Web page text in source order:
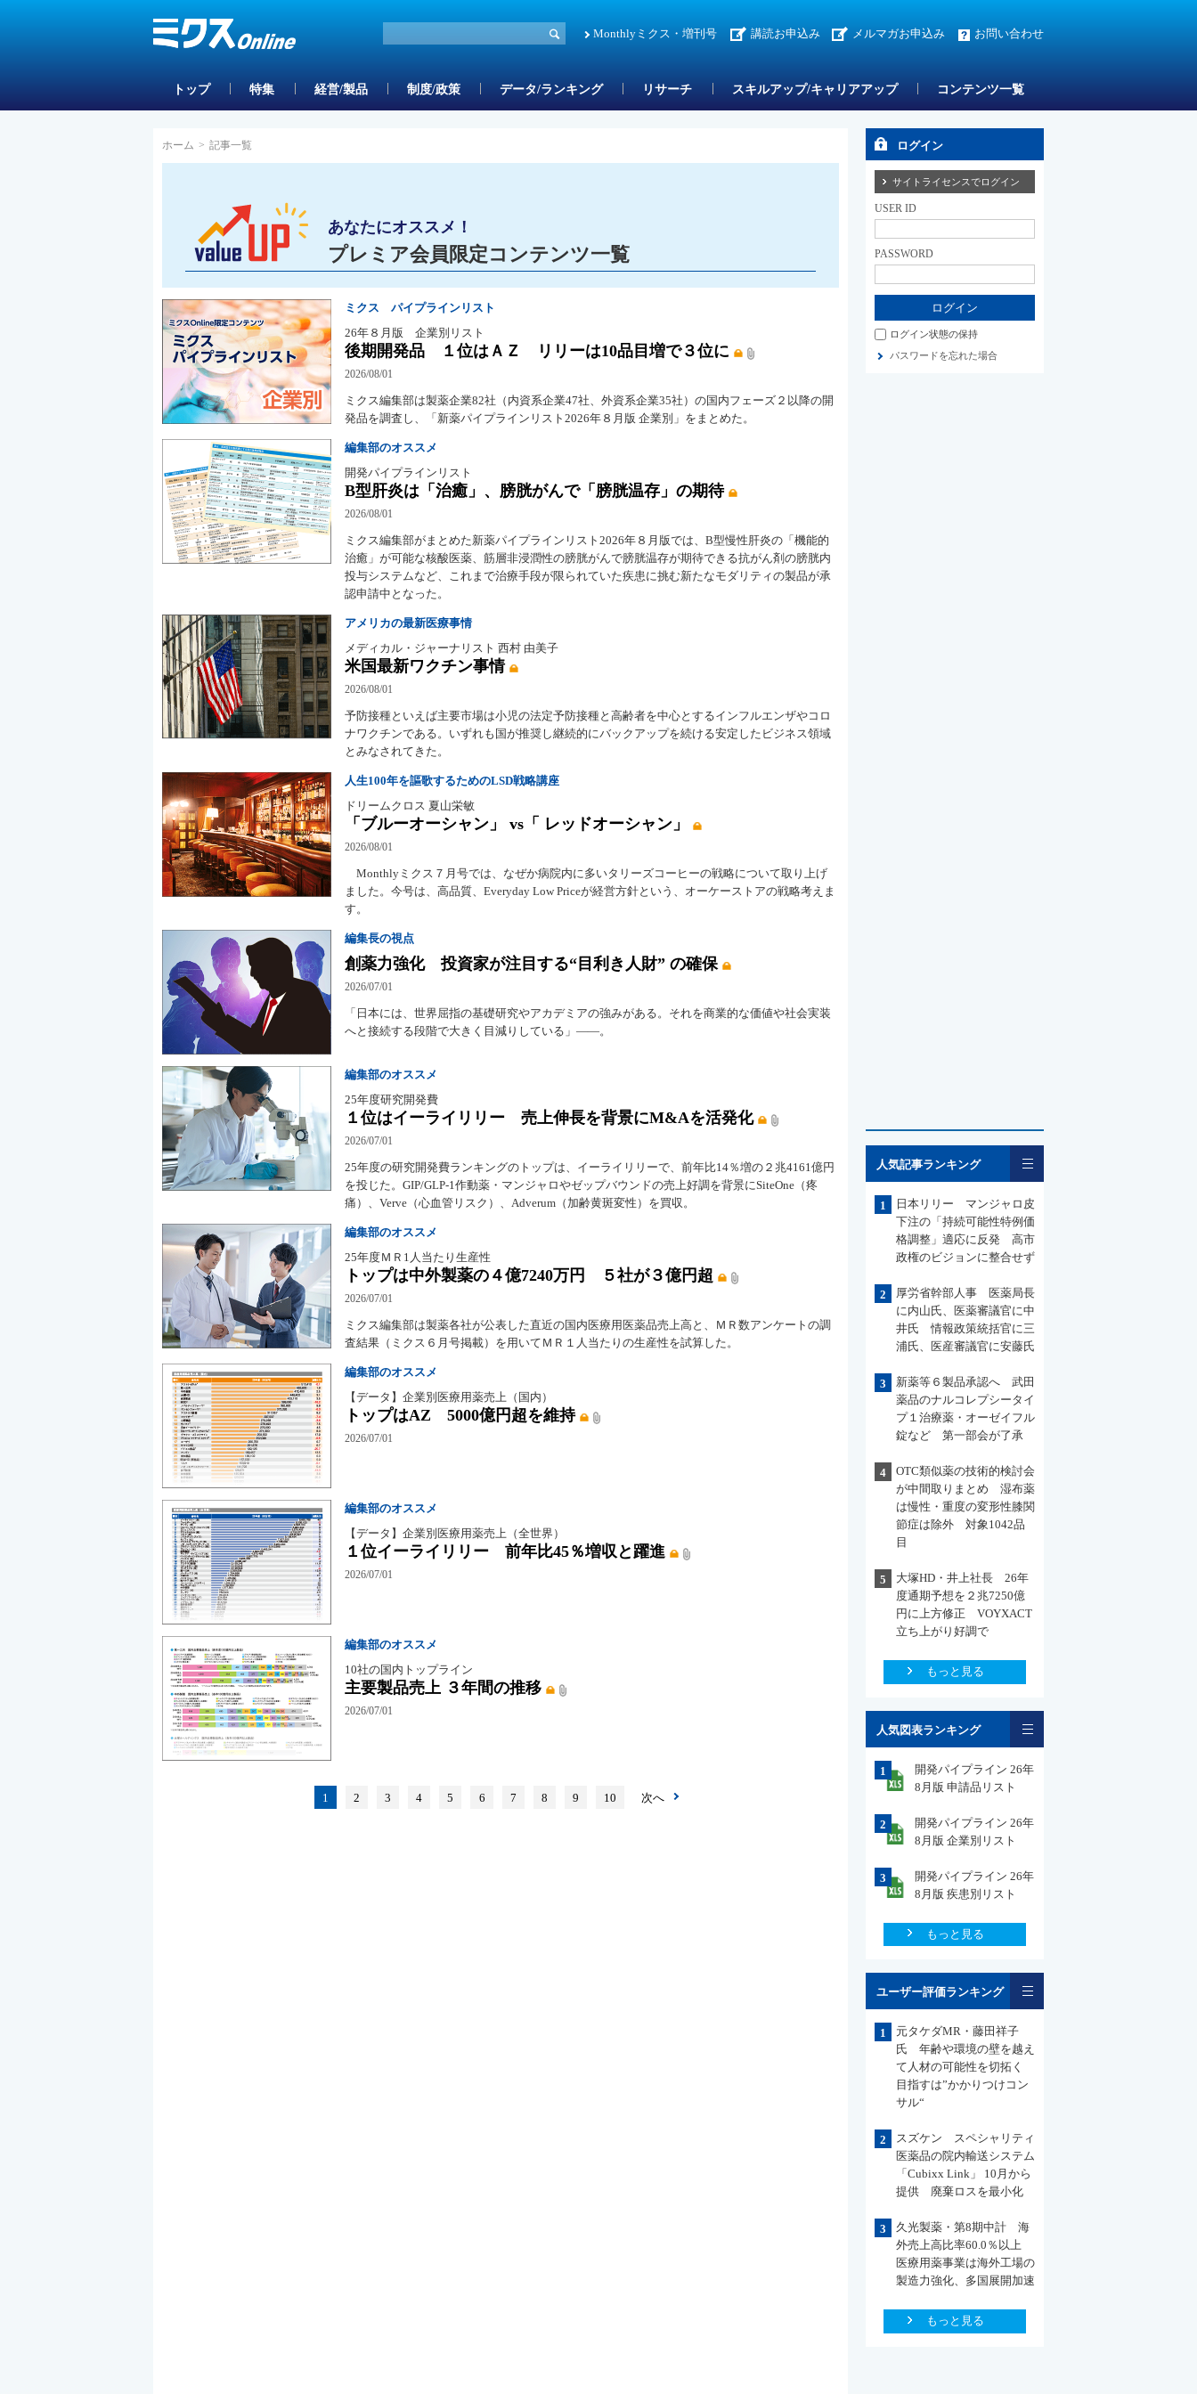
Monthlyミクス・増刊号 講読お申込み メルマガお申込み お問い合わせ
トップ 特集 経営/製品 制度/政策 データ/ランキング リサーチ スキルアップ/キャリアアップ コンテンツ一覧
ホーム > 記事一覧
あなたにオススメ！
プレミア会員限定コンテンツ一覧
ミクス パイプラインリスト
26年８月版 企業別リスト
後期開発品 １位はＡＺ リリーは10品目増で３位に
2026/08/01
ミクス編集部は製薬企業82社（内資系企業47社、外資系企業35社）の国内フェーズ２以降の開
発品を調査し、「新薬パイプラインリスト2026年８月版 企業別」をまとめた。
編集部のオススメ
開発パイプラインリスト
B型肝炎は「治癒」、膀胱がんで「膀胱温存」の期待
2026/08/01
ミクス編集部がまとめた新薬パイプラインリスト2026年８月版では、B型慢性肝炎の「機能的
治癒」が可能な核酸医薬、筋層非浸潤性の膀胱がんで膀胱温存が期待できる抗がん剤の膀胱内
投与システムなど、これまで治療手段が限られていた疾患に挑む新たなモダリティの製品が承
認申請中となった。
アメリカの最新医療事情
メディカル・ジャーナリスト 西村 由美子
米国最新ワクチン事情
2026/08/01
予防接種といえば主要市場は小児の法定予防接種と高齢者を中心とするインフルエンザやコロ
ナワクチンである。いずれも国が推奨し継続的にバックアップを続ける安定したビジネス領域
とみなされてきた。
人生100年を謳歌するためのLSD戦略講座
ドリームクロス 夏山栄敏
「ブルーオーシャン」 vs「 レッドオーシャン」
2026/08/01
Monthlyミクス７月号では、なぜか病院内に多いタリーズコーヒーの戦略について取り上げ
ました。今号は、高品質、Everyday Low Priceが経営方針という、オーケーストアの戦略考えま
す。
編集長の視点
創薬力強化 投資家が注目する“目利き人財” の確保
2026/07/01
「日本には、世界屈指の基礎研究やアカデミアの強みがある。それを商業的な価値や社会実装
へと接続する段階で大きく目減りしている」――。
編集部のオススメ
25年度研究開発費
１位はイーライリリー 売上伸長を背景にM&Aを活発化
2026/07/01
25年度の研究開発費ランキングのトップは、イーライリリーで、前年比14％増の２兆4161億円
を投じた。GIP/GLP-1作動薬・マンジャロやゼップバウンドの売上好調を背景にSiteOne（疼
痛）、Verve（心血管リスク）、Adverum（加齢黄斑変性）を買収。
編集部のオススメ
25年度ＭＲ1人当たり生産性
トップは中外製薬の４億7240万円 ５社が３億円超
2026/07/01
ミクス編集部は製薬各社が公表した直近の国内医療用医薬品売上高と、ＭＲ数アンケートの調
査結果（ミクス６月号掲載）を用いてＭＲ１人当たりの生産性を試算した。
編集部のオススメ
【データ】企業別医療用薬売上（国内）
トップはAZ 5000億円超を維持
2026/07/01
編集部のオススメ
【データ】企業別医療用薬売上（全世界）
１位イーライリリー 前年比45％増収と躍進
2026/07/01
編集部のオススメ
10社の国内トップライン
主要製品売上 ３年間の推移
2026/07/01
1 2 3 4 5 6 7 8 9 10 次へ
ログイン
サイトライセンスでログイン
USER ID
PASSWORD
ログイン状態の保持
パスワードを忘れた場合
人気記事ランキング
1
日本リリー マンジャロ皮
下注の「持続可能性特例価
格調整」適応に反発 高市
政権のビジョンに整合せず
2
厚労省幹部人事 医薬局長
に内山氏、医薬審議官に中
井氏 情報政策統括官に三
浦氏、医産審議官に安藤氏
3
新薬等６製品承認へ 武田
薬品のナルコレプシータイ
プ１治療薬・オーゼイフル
錠など 第一部会が了承
4
OTC類似薬の技術的検討会
が中間取りまとめ 湿布薬
は慢性・重度の変形性膝関
節症は除外 対象1042品
目
5
大塚HD・井上社長 26年
度通期予想を２兆7250億
円に上方修正 VOYXACT
立ち上がり好調で
もっと見る
人気図表ランキング
1
開発パイプライン 26年
8月版 申請品リスト
2
開発パイプライン 26年
8月版 企業別リスト
3
開発パイプライン 26年
8月版 疾患別リスト
もっと見る
ユーザー評価ランキング
1
元タケダMR・藤田祥子
氏 年齢や環境の壁を越え
て人材の可能性を切拓く
目指すは”かかりつけコン
サル“
2
スズケン スペシャリティ
医薬品の院内輸送システム
「Cubixx Link」 10月から
提供 廃棄ロスを最小化
3
久光製薬・第8期中計 海
外売上高比率60.0％以上
医療用薬事業は海外工場の
製造力強化、多国展開加速
もっと見る